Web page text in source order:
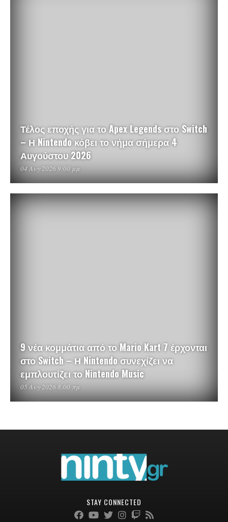
Τέλος εποχής για το Apex Legends στο Switch
– Η Nintendo κόβει το νήμα σήμερα 4
Αυγούστου 2026
04 Αυγ 2026 9:00 μμ
9 νέα κομμάτια από το Mario Kart 7 έρχονται
στο Switch – Η Nintendo συνεχίζει να
εμπλουτίζει το Nintendo Music
05 Αυγ 2026 8:00 πμ
STAY CONNECTED